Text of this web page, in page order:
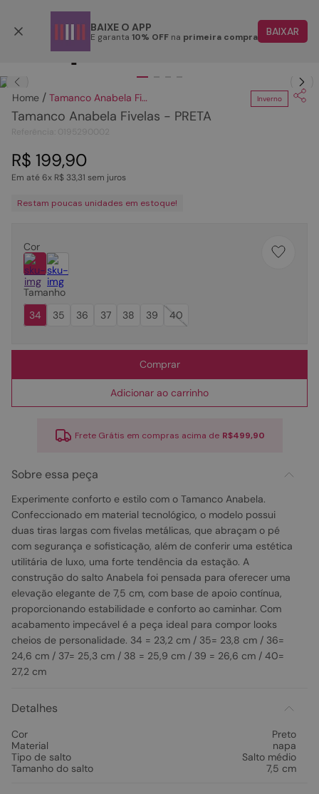
BAIXE O APP
E garanta 10% OFF na primeira compra BAIXAR
Tamanco Anabela Fivelas - PRETA Inverno
Tamanco Anabela Fivelas - PRETA
R$ 199,90
Em até6x R$ 33,31 sem juros
Restam poucas unidades em estoque!
Cor
Tamanho
34
35 36 37 38 39 40
Comprar
Adicionar ao carrinho
Frete Grátis em compras acima de R$499,90
Sobre essa peça
Experimente conforto e estilo com o Tamanco Anabela.
Confeccionado em material tecnológico, o modelo possui
duas tiras largas com fivelas metálicas, que abraçam o pé
com segurança e sofisticação, além de conferir uma estética
utilitária de luxo, uma forte tendência da estação. A
construção do salto Anabela foi pensada para oferecer uma
elevação elegante de 7,5 cm, com base de apoio contínua,
proporcionando estabilidade e conforto ao caminhar. Com
acabamento impecável é a peça ideal para compor looks
cheios de personalidade. 34 = 23,2 cm / 35= 23,8 cm / 36=
24,6 cm / 37= 25,3 cm / 38 = 25,9 cm / 39 = 26,6 cm / 40=
27,2 cm
Detalhes
Cor
Preto
Material
napa
Tipo de salto
Salto médio
Tamanho do salto
7,5 cm
1º
2º
rasteira
4º
bota
5º
sandalia
6º
tamanco
sapatilha
couro
10º scarpin